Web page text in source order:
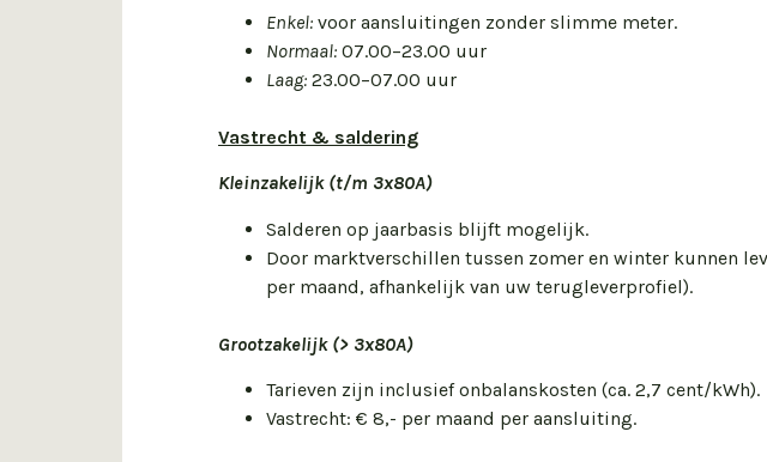
Enkel: voor aansluitingen zonder slimme meter.
Normaal: 07.00–23.00 uur
Laag: 23.00–07.00 uur
Vastrecht & saldering
Kleinzakelijk (t/m 3x80A)
Salderen op jaarbasis blijft mogelijk.
Door marktverschillen tussen zomer en winter kunnen
per maand, afhankelijk van uw terugleverprofiel).
Grootzakelijk (> 3x80A)
Tarieven zijn inclusief onbalanskosten (ca. 2,7 cent/kWh).
Vastrecht: € 8,- per maand per aansluiting.